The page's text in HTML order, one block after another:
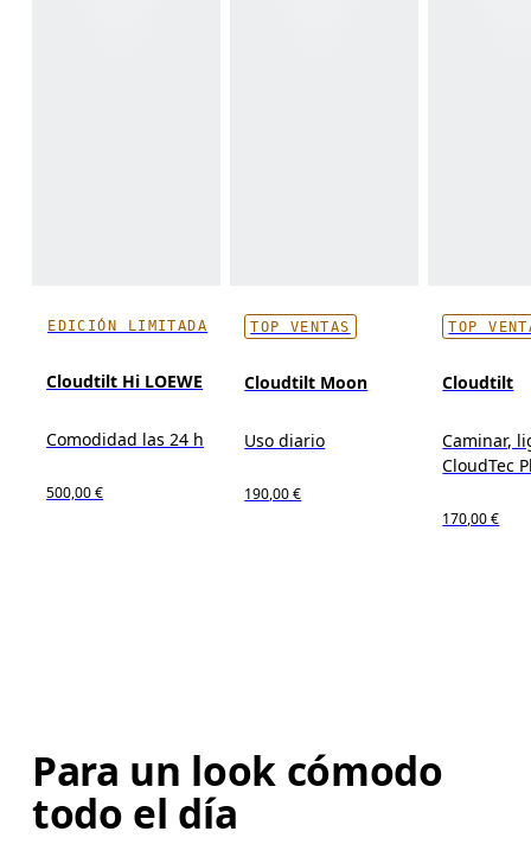
EDICIÓN LIMITADA
Cloudtilt Hi LOEWE
Comodidad las 24 h
500,00 €
TOP VENTAS
Cloudtilt Moon
Uso diario
190,00 €
TOP
Cloudtilt
Caminar,
CloudTec
170,00 €
Para un look cómodo
todo el día